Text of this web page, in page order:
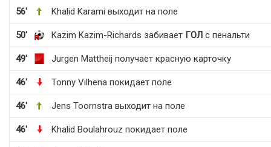
56' Khalid Karami выходит на поле
50' Kazim Kazim-Richards забивает ГОЛ с пенальти
49' Jurgen Mattheij получает красную карточку
46' Tonny Vilhena покидает поле
46' Jens Toornstra выходит на поле
46' Khalid Boulahrouz покидает поле